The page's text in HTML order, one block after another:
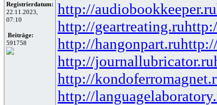
Registrierdatum:
22.11.2023,
07:10
Beiträge:
591758
http://audiobookkeeper.ru
http://geartreating.ru
http://hangonpart.ru
http://journallubricator.ru
http://
http://